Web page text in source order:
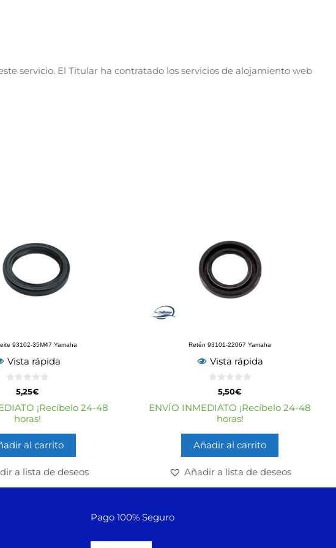
servicio. El Titular ha contratado los servicios de alojamiento web
93102-35M47 Yamaha
Vista rápida
e
5
5,25€
¡Recíbelo 24-48
horas!
al carrito
a lista de deseos
Retén 93101-22067 Yamaha
Vista rápida
e
5
5,50€
ENVÍO INMEDIATO ¡Recíbelo 24-48
horas!
Añadir al carrito
Añadir a lista de deseos
Pago 100% Seguro